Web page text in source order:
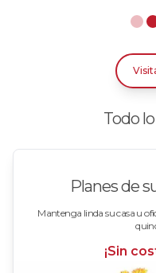
Todo
Planes de
Mantenga linda su casa u
¡Sin
Rosas